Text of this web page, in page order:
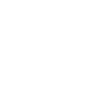
련…80명 식사 대접
감하고 그 전 2개월